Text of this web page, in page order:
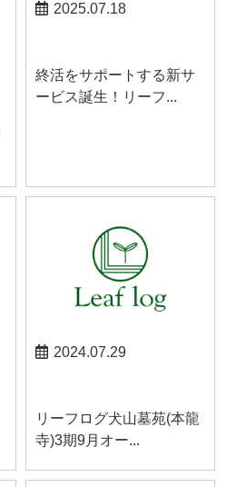
2025.07.18
終活をサポートする新サ
ービス誕生！リーフ...
2024.07.29
リーフログ犬山墓苑(本龍
寺)3期9月オー...